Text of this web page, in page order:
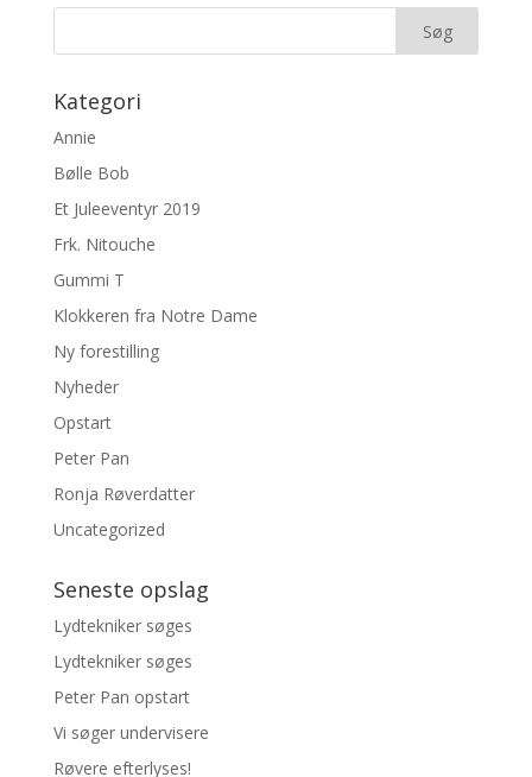
Kategori
Annie
Bølle Bob
Et Juleeventyr 2019
Frk. Nitouche
Gummi T
Klokkeren fra Notre Dame
Ny forestilling
Nyheder
Opstart
Peter Pan
Ronja Røverdatter
Uncategorized
Seneste opslag
Lydtekniker søges
Lydtekniker søges
Peter Pan opstart
Vi søger undervisere
Røvere efterlyses!